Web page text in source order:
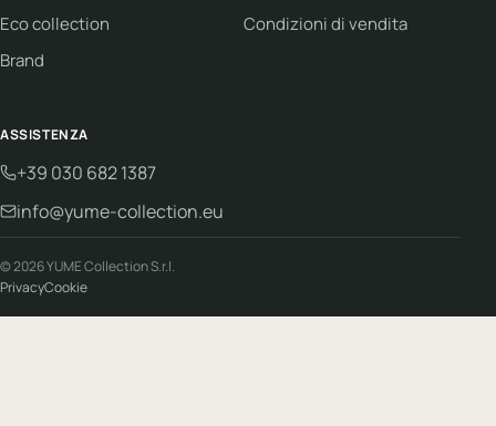
Eco collection
Brand
Condizioni di vendita
ASSISTENZA
+39 030 682 1387
info@yume-collection.eu
© 2026 YUME Collection S.r.l.
PrivacyCookie